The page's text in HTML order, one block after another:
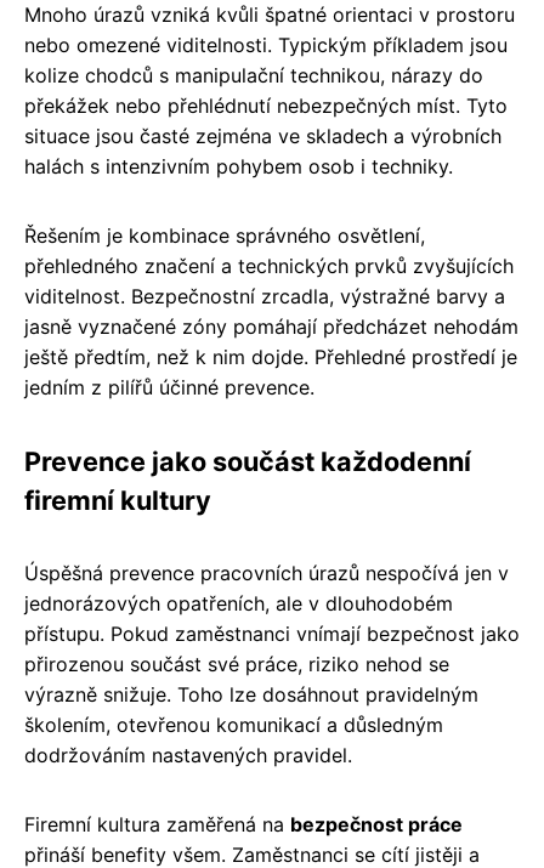
Mnoho úrazů vzniká kvůli špatné orientaci v prostoru
nebo omezené viditelnosti. Typickým příkladem jsou
kolize chodců s manipulační technikou, nárazy do
překážek nebo přehlédnutí nebezpečných míst. Tyto
situace jsou časté zejména ve skladech a výrobních
halách s intenzivním pohybem osob i techniky.
Řešením je kombinace správného osvětlení,
přehledného značení a technických prvků zvyšujících
viditelnost. Bezpečnostní zrcadla, výstražné barvy a
jasně vyznačené zóny pomáhají předcházet nehodám
ještě předtím, než k nim dojde. Přehledné prostředí je
jedním z pilířů účinné prevence.
Prevence jako součást každodenní
firemní kultury
Úspěšná prevence pracovních úrazů nespočívá jen v
jednorázových opatřeních, ale v dlouhodobém
přístupu. Pokud zaměstnanci vnímají bezpečnost jako
přirozenou součást své práce, riziko nehod se
výrazně snižuje. Toho lze dosáhnout pravidelným
školením, otevřenou komunikací a důsledným
dodržováním nastavených pravidel.
Firemní kultura zaměřená na bezpečnost práce
přináší benefity všem. Zaměstnanci se cítí jistěji a